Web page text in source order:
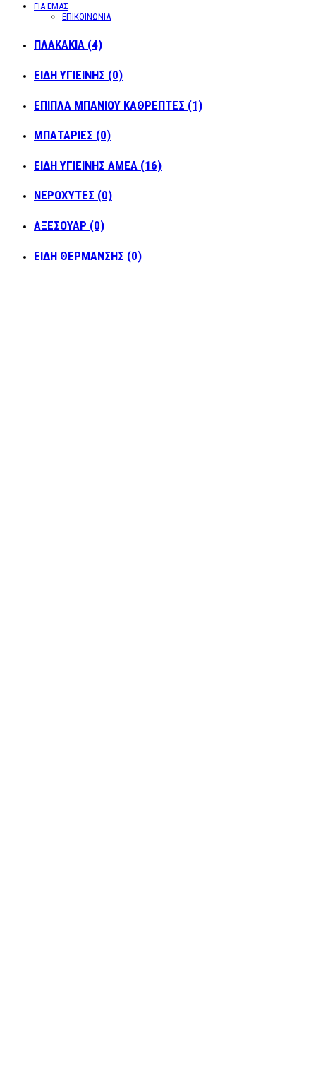
ΓΙΑ ΕΜΑΣ
ΕΠΙΚΟΙΝΩΝΙΑ
ΠΛΑΚΑΚΙΑ (4)
ΕΙΔΗ ΥΓΙΕΙΝΗΣ (0)
ΕΠΙΠΛΑ ΜΠΑΝΙΟΥ ΚΑΘΡΕΠΤΕΣ (1)
ΜΠΑΤΑΡΙΕΣ (0)
ΕΙΔΗ ΥΓΙΕΙΝΗΣ ΑΜΕΑ (16)
ΝΕΡΟΧΥΤΕΣ (0)
ΑΞΕΣΟΥΑΡ (0)
ΕΙΔΗ ΘΕΡΜΑΝΣΗΣ (0)